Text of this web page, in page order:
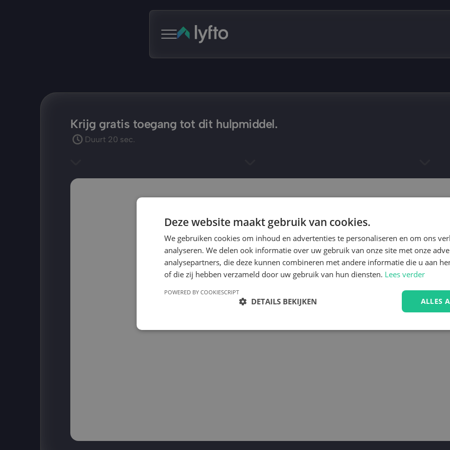
Krijg gratis toegang tot dit hulpmiddel.
Duurt 20 sec.
Deze website maakt gebruik van cookies.
We gebruiken cookies om inhoud en advertenties te personaliseren en om ons
analyseren. We delen ook informatie over uw gebruik van onze site met onze
analysepartners, die deze kunnen combineren met andere informatie die u aan
of die zij hebben verzameld door uw gebruik van hun diensten. Lees verder
ALLES
DETAILS BEKIJKEN
POWERED BY COOKIESCRIPT